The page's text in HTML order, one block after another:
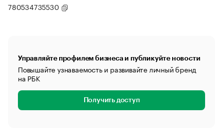
780534735530
Управляйте профилем бизнеса и публикуйте новости
Повышайте узнаваемость и развивайте личный бренд
на РБК
Получить доступ